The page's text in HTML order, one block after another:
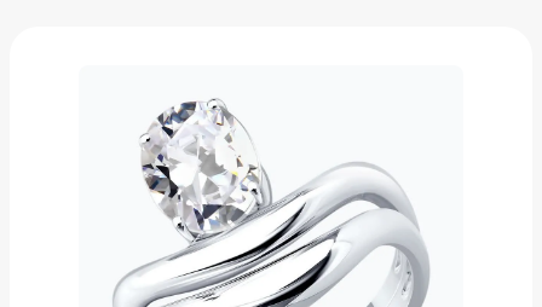
Составное кольцо 2 из серебра с фианитом
3 210 ₽